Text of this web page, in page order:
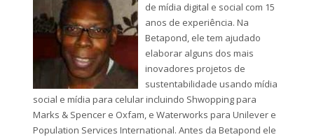
de mídia digital e social com 15
anos de experiência. Na
Betapond, ele tem ajudado
elaborar alguns dos mais
inovadores projetos de
sustentabilidade usando mídia
social e mídia para celular incluindo Shwopping para
Marks & Spencer e Oxfam, e Waterworks para Unilever e
Population Services International. Antes da Betapond ele